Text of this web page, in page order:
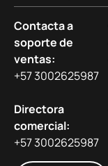
Contacta a
soporte de
ventas:
+57 3002625987
Directora
comercial:
+57 3002625987